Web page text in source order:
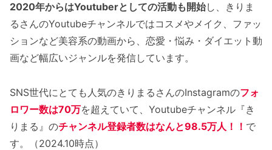
2020年からはYoutuberとしての活動も開始し、きりま
るさんのYoutubeチャンネルではコスメやメイク、ファッ
ションなど美容系の動画から、恋愛・悩み・ダイエット動
画など幅広いジャンルを発信しています。
SNS世代にとても人気のきりまるさんのInstagramのフォ
ロワー数は70万を超えていて、Youtubeチャンネル『き
りまる』のチャンネル登録者数はなんと98.5万人！！ で
す。（2024.10時点）